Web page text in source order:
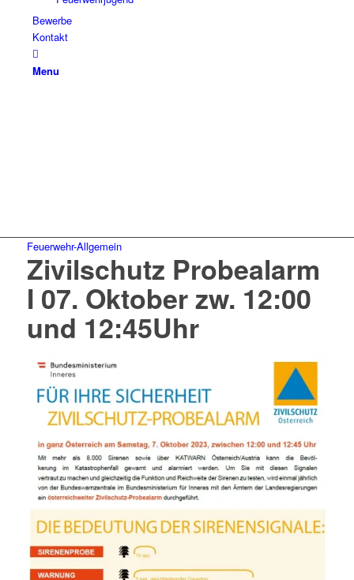
Bewerbe
Kontakt
Menu
Feuerwehr-Allgemein
Zivilschutz Probealarm
I 07. Oktober zw. 12:00
und 12:45Uhr